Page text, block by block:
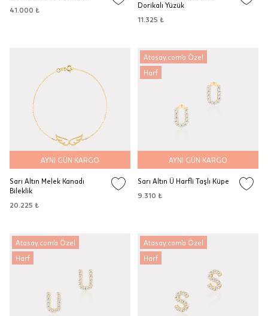
41.000 ₺
Dorikalı Yüzük
11.325 ₺
AYNI GÜN KARGO
Sarı Altın Melek Kanadı
Bileklik
20.225 ₺
Atasay.com'a Özel
Harf
AYNI GÜN KARGO
Sarı Altın Ü Harfli Taşlı Küpe
9.310 ₺
Atasay.com'a Özel
Harf
Atasay.com'a Özel
Harf